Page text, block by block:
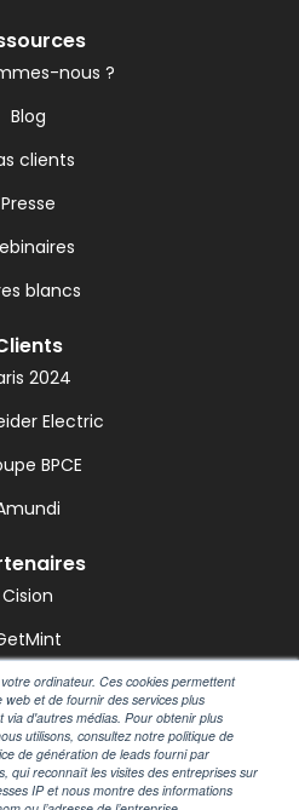
ordinateur. Ces cookies permettent
et de fournir des services plus
via d'autres médias. Pour obtenir plus
utilisons, consultez notre politique de
de génération de leads fourni par
qui reconnaît les visites des entreprises sur
IP et nous montre des informations
nous ?
Blog
clients
Presse
blancs
2024
Electric
BPCE
Cision